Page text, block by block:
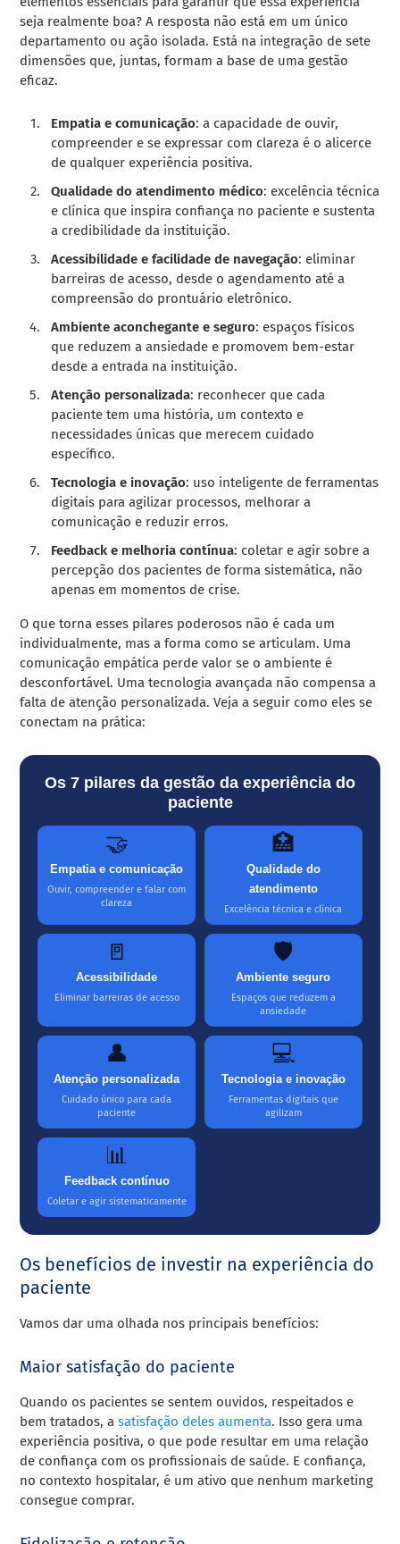
seja realmente boa? A resposta não está em um único
departamento ou ação isolada. Está na integração de sete
dimensões que, juntas, formam a base de uma gestão
eficaz.
Empatia e comunicação: a capacidade de ouvir,
compreender e se expressar com clareza é o alicerce
de qualquer experiência positiva.
Qualidade do atendimento médico: excelência técnica
e clínica que inspira confiança no paciente e sustenta
a credibilidade da instituição.
Acessibilidade e facilidade de navegação: eliminar
barreiras de acesso, desde o agendamento até a
compreensão do prontuário eletrônico.
Ambiente aconchegante e seguro: espaços físicos
que reduzem a ansiedade e promovem bem-estar
desde a entrada na instituição.
Atenção personalizada: reconhecer que cada
paciente tem uma história, um contexto e
necessidades únicas que merecem cuidado
específico.
Tecnologia e inovação: uso inteligente de ferramentas
digitais para agilizar processos, melhorar a
comunicação e reduzir erros.
Feedback e melhoria contínua: coletar e agir sobre a
percepção dos pacientes de forma sistemática, não
apenas em momentos de crise.
O que torna esses pilares poderosos não é cada um
individualmente, mas a forma como se articulam. Uma
comunicação empática perde valor se o ambiente é
desconfortável. Uma tecnologia avançada não compensa a
falta de atenção personalizada. Veja a seguir como eles se
conectam na prática:
Os 7 pilares da gestão da experiência do
paciente
🤝
Empatia e comunicação
Ouvir, compreender e falar com
clareza
🏥
Qualidade do
atendimento
Excelência técnica e clínica
🚪
Acessibilidade
Eliminar barreiras de acesso
🛡️
Ambiente seguro
Espaços que reduzem a
ansiedade
👤
Atenção personalizada
Cuidado único para cada
paciente
💻
Tecnologia e inovação
Ferramentas digitais que
agilizam
📊
Feedback contínuo
Coletar e agir sistematicamente
Os benefícios de investir na experiência do
paciente
Vamos dar uma olhada nos principais benefícios:
Maior satisfação do paciente
Quando os pacientes se sentem ouvidos, respeitados e
bem tratados, asatisfação deles aumenta. Isso gera uma
experiência positiva, o que pode resultar em uma relação
de confiança com os profissionais de saúde. E confiança,
no contexto hospitalar, é um ativo que nenhum marketing
consegue comprar.